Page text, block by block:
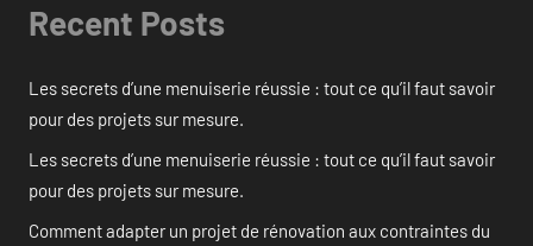
Recent Posts
Les secrets d’une menuiserie réussie : tout ce qu’il faut savoir
pour des projets sur mesure.
Les secrets d’une menuiserie réussie : tout ce qu’il faut savoir
pour des projets sur mesure.
Comment adapter un projet de rénovation aux contraintes du